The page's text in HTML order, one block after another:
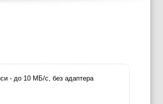
- до 10 МБ/с, без адаптера